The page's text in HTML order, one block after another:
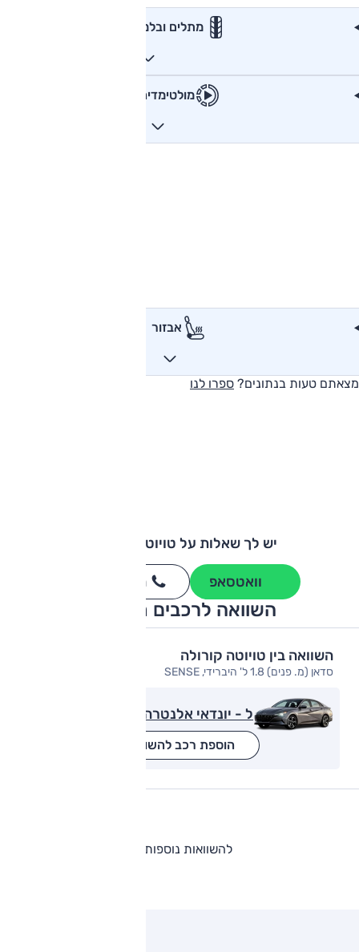
מתלים ובלמים
מולטימדיה
אבזור
מצאתם טעות בנתונים? ספרו לנו
יש לך שאלות על טויוטה קורולה?
וואטסאפ חייגו
השוואה לרכבים מתחרים
השוואה בין טויוטה קורולה
סדאן (מ. פנים) 1.8 ל' היברידי, SENSE
ל - יונדאי אלנטרה
הוספת רכב להשוואה
להשוואות נוספות